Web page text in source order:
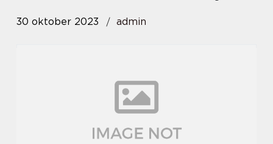
30 oktober 2023 admin